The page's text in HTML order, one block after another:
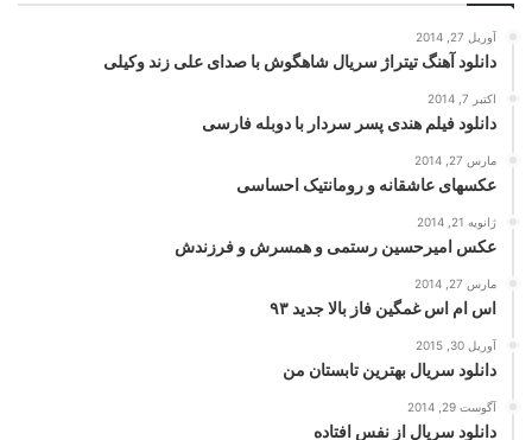
آوریل 27, 2014
دانلود آهنگ تیتراژ سریال شاهگوش با صدای علی زند وکیلی
اکتبر 7, 2014
دانلود فیلم هندی پسر سردار با دوبله فارسی
مارس 27, 2014
عکسهای عاشقانه و رومانتیک احساسی
ژانویه 21, 2014
عکس امیرحسین رستمی و همسرش و فرزندش
مارس 27, 2014
اس ام اس غمگین فاز بالا جدید ۹۳
آوریل 30, 2015
دانلود سریال بهترین تابستان من
آگوست 29, 2014
دانلود سریال از نفس افتاده